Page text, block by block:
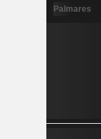
Palmares